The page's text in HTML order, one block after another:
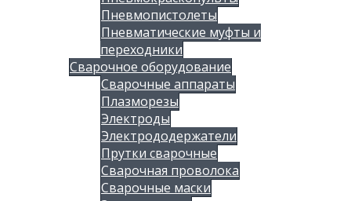
Пневмопистолеты
Пневматические муфты и
переходники
Сварочное оборудование
Сварочные аппараты
Плазморезы
Электроды
Электрододержатели
Прутки сварочные
Сварочная проволока
Сварочные маски